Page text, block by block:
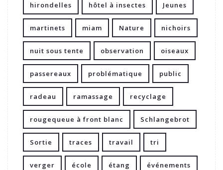
hirondelles hôtel à insectes Jeunes
martinets miam Nature nichoirs
nuit sous tente observation oiseaux
passereaux problématique public
radeau ramassage recyclage
rougequeue à front blanc Schlangebrot
Sortie traces travail tri
verger école étang événements